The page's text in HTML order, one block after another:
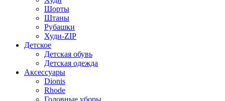
Шорты
Штаны
Рубашки
Худи-ZIP
Детское
Детская обувь
Детская одежда
Аксессуары
Dionis
Rhode
Головные уборы